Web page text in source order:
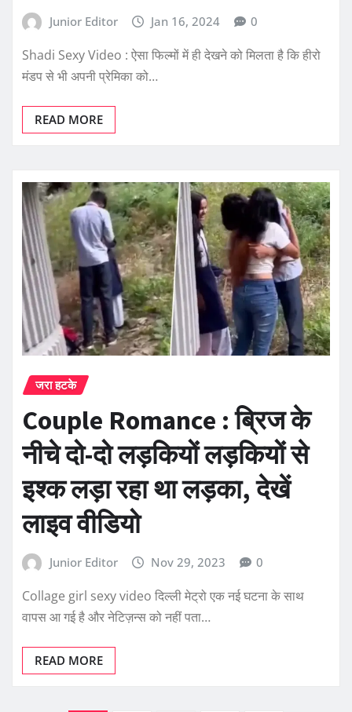
Junior Editor Jan 16, 2024 0
Shadi Sexy Video : ऐसा फिल्मों में ही देखने को मिलता है कि हीरो
मंडप से भी अपनी प्रेमिका को…
READ MORE
जरा हटके
Couple Romance : ब्रिज के
नीचे दो-दो लड़कियों लड़कियों से
इश्क लड़ा रहा था लड़का, देखें
लाइव वीडियो
Junior Editor Nov 29, 2023 0
Collage girl sexy video दिल्ली मेट्रो एक नई घटना के साथ
वापस आ गई है और नेटिज़न्स को नहीं पता…
READ MORE